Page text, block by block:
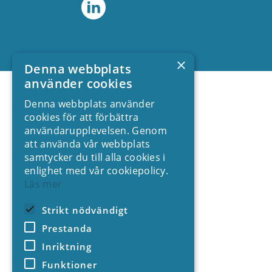
×
Denna webbplats
använder cookies
Denna webbplats använder
cookies för att förbättra
användarupplevelsen. Genom
att använda vår webbplats
samtycker du till alla cookies i
enlighet med vår cookiepolicy.
Läs mer
Strikt nödvändigt
Prestanda
Inriktning
Funktioner